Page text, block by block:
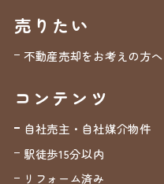
売りたい
不動産売却をお考えの方へ
コンテンツ
自社売主・自社媒介物件
駅徒歩15分以内
リフォーム済み